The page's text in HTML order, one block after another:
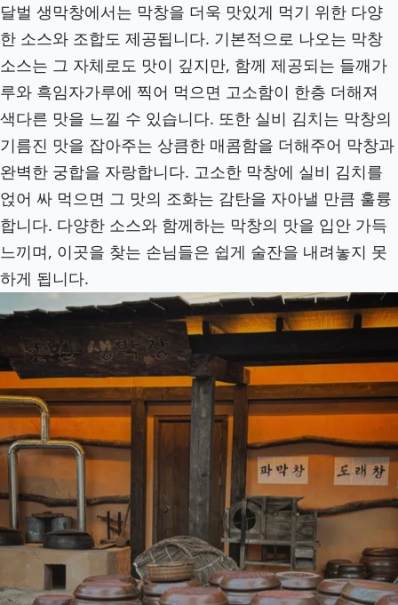
달벌 생막창에서는 막창을 더욱 맛있게 먹기 위한 다양
한 소스와 조합도 제공됩니다. 기본적으로 나오는 막창
소스는 그 자체로도 맛이 깊지만, 함께 제공되는 들깨가
루와 흑임자가루에 찍어 먹으면 고소함이 한층 더해져
색다른 맛을 느낄 수 있습니다. 또한 실비 김치는 막창의
기름진 맛을 잡아주는 상큼한 매콤함을 더해주어 막창과
완벽한 궁합을 자랑합니다. 고소한 막창에 실비 김치를
얹어 싸 먹으면 그 맛의 조화는 감탄을 자아낼 만큼 훌륭
합니다. 다양한 소스와 함께하는 막창의 맛을 입안 가득
느끼며, 이곳을 찾는 손님들은 쉽게 술잔을 내려놓지 못
하게 됩니다.